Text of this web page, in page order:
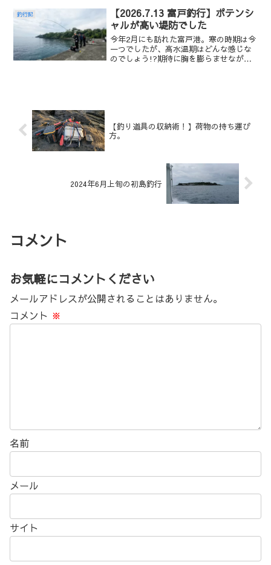
温27℃程度午前4時30分城ケ島到着。この
時期にメジナ狙...
釣行記
【2026.7.13 富戸釣行】ポテンシ
ャルが高い堤防でした
今年2月にも訪れた富戸港。寒の時期は今
一つでしたが、高水温期はどんな感じな
のでしょう!?期待に胸を膨らませながら
【釣り道具の収納術！】荷物の持ち運び
方。
2024年6月上旬の初島釣行
コメント
お気軽にコメントください
メールアドレスが公開されることはありません。
コメント ※
名前
メール
サイト